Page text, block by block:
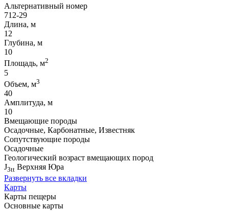
Альтернативный номер
712-29
Длина, м
12
Глубина, м
10
Площадь, м2
5
Объем, м3
40
Амплитуда, м
10
Вмещающие породы
Осадочные, Карбонатные, Известняк
Сопутствующие породы
Осадочные
Геологический возраст вмещающих пород
J3tt Верхняя Юра
Развернуть все вкладки
Карты
Карты пещеры
Основные карты